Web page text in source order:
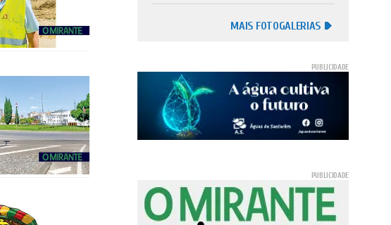
MAIS FOTOGALERIAS